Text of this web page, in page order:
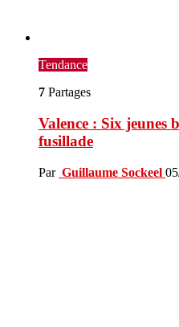
Tendance
7 Partages
Valence : Six jeunes
fusillade
Par Guillaume Sockeel